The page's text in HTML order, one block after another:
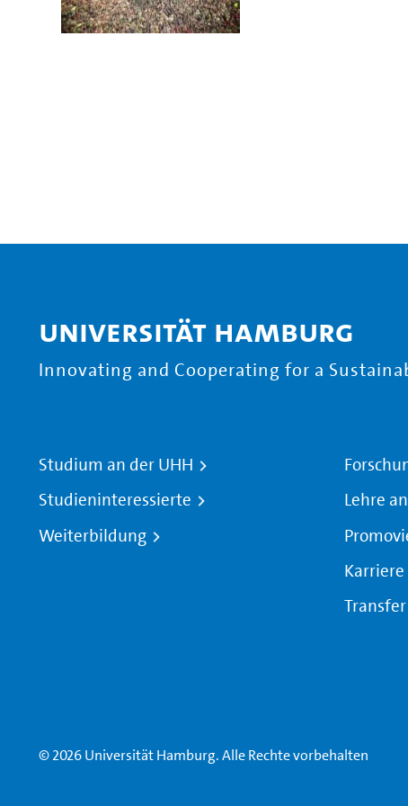
Universität Hamburg
Innovating and Cooperating for a
Studium an der UHH
Studieninteressierte
Weiterbildung
Lehre
Transfer
© 2026 Universität Hamburg. Alle Rechte vorbehalten